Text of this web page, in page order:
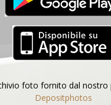
foto fornito dal nostro
Depositphotos